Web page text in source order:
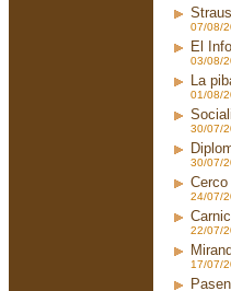
07/08/
El
03/08/
La
01/08/
30/07/
30/07/
24/07/
22/07/
17/07/